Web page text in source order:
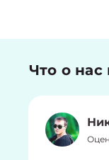
Что о нас